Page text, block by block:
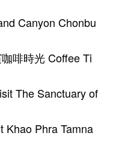
Canyon Chonbu
啡時光 Coffee Ti
The Sanctuary of
Khao Phra Tamna